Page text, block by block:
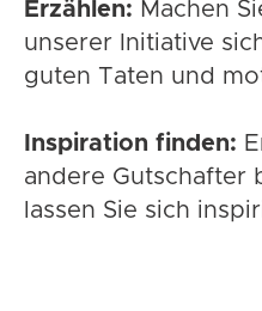
Erzählen: Machen
unserer Initiative
guten Taten und
Inspiration finden:
andere Gutschafter
lassen Sie sich